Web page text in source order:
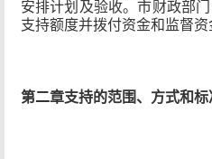
安排计划及验收。市财政部
支持额度并拨付资金和监督资
第二章支持的范围、方式和标